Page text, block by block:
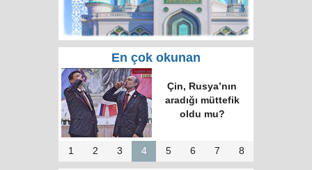
En çok okunan
Çin, Rusya’nın
aradığı müttefik
oldu mu?
1 2 3 4 5 6 7 8